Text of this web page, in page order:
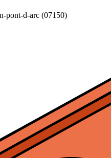
pont-d-arc (07150)